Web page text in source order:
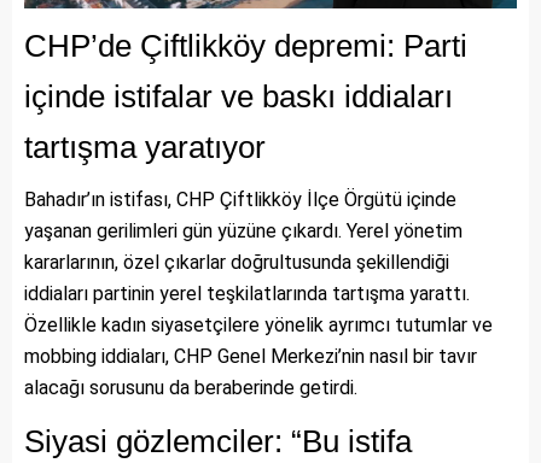
CHP’de Çiftlikköy depremi: Parti
içinde istifalar ve baskı iddiaları
tartışma yaratıyor
Bahadır’ın istifası, CHP Çiftlikköy İlçe Örgütü içinde
yaşanan gerilimleri gün yüzüne çıkardı. Yerel yönetim
kararlarının, özel çıkarlar doğrultusunda şekillendiği
iddiaları partinin yerel teşkilatlarında tartışma yarattı.
Özellikle kadın siyasetçilere yönelik ayrımcı tutumlar ve
mobbing iddiaları, CHP Genel Merkezi’nin nasıl bir tavır
alacağı sorusunu da beraberinde getirdi.
Siyasi gözlemciler: “Bu istifa